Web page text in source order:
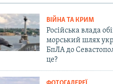
ВІЙНА ТА КРИМ
Російська влада
морський шлях
БпЛА до
це?